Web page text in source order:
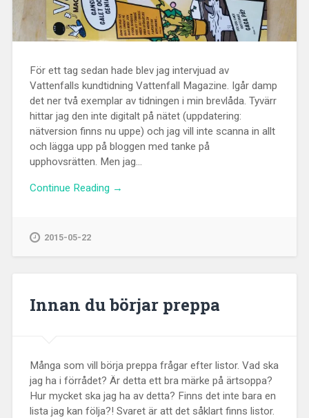
För ett tag sedan hade blev jag intervjuad av
Vattenfalls kundtidning Vattenfall Magazine. Igår damp
det ner två exemplar av tidningen i min brevlåda. Tyvärr
hittar jag den inte digitalt på nätet (uppdatering:
nätversion finns nu uppe) och jag vill inte scanna in allt
och lägga upp på bloggen med tanke på
upphovsrätten. Men jag...
Continue Reading →
2015-05-22
Innan du börjar preppa
Många som vill börja preppa frågar efter listor. Vad ska
jag ha i förrådet? Är detta ett bra märke på ärtsoppa?
Hur mycket ska jag ha av detta? Finns det inte bara en
lista jag kan följa?! Svaret är att det såklart finns listor.